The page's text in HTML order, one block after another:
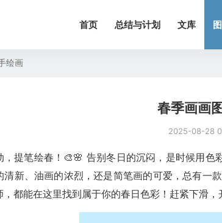
首页 总结与计划 文库
绘画
春季画画
2025-08-28
，提笔绘春！🎨🌸 告别冬日的沉闷，是时候用色
清新、油画的浓烈，还是简笔画的可爱，总有
，都能在这里找到属于你的春日色彩！赶紧下滑，